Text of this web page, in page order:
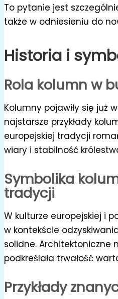
To pytanie jest
także w odniesieniu do
Historia i
Rola kolumn w
Kolumny pojawiły się już
najstarsze przykłady
europejskiej tradycji
wiary i stabilność
Symbolika
tradycji
W kulturze europejskiej i
w kontekście
solidne. Architektoniczne
podkreślała trwałość
Przykłady